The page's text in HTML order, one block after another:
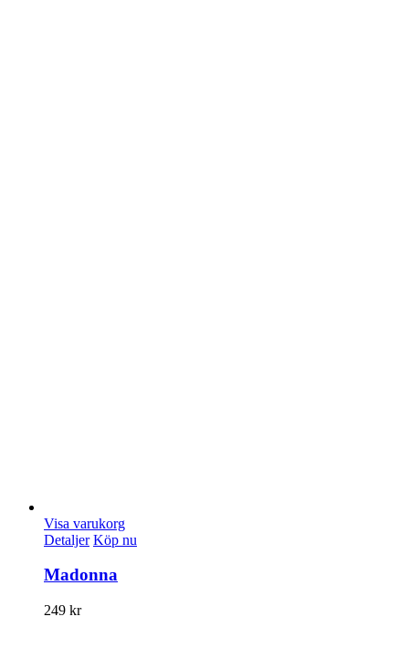
Visa varukorg
Detaljer Köp nu
Madonna
249 kr